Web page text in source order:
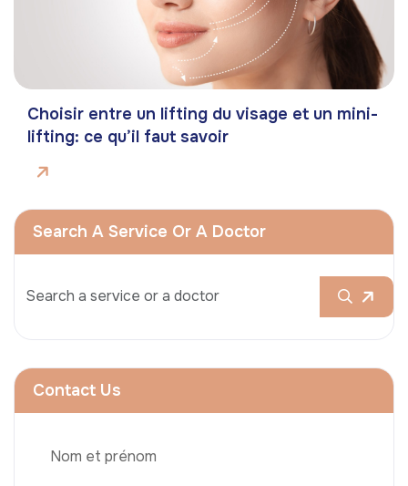
Choisir entre un lifting du visage et un mini-
lifting: ce qu’il faut savoir
Search A Service Or A Doctor
Contact Us